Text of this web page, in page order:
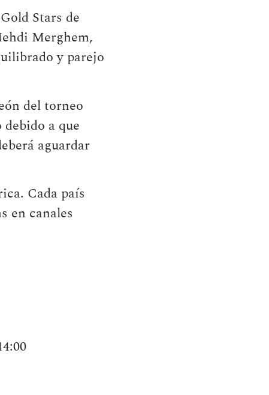
Stars de
Merghem,
y parejo
del torneo
a que
aguardar
Cada país
en canales